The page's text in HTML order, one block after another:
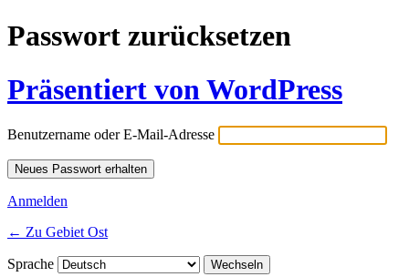
Passwort zurücksetzen
Präsentiert von WordPress
Benutzername oder E-Mail-Adresse
Anmelden
← Zu Gebiet Ost
Sprache